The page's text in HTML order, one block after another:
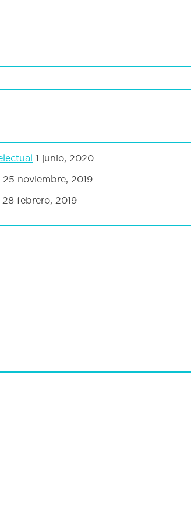
1 junio, 2020
25 noviembre, 2019
28 febrero, 2019